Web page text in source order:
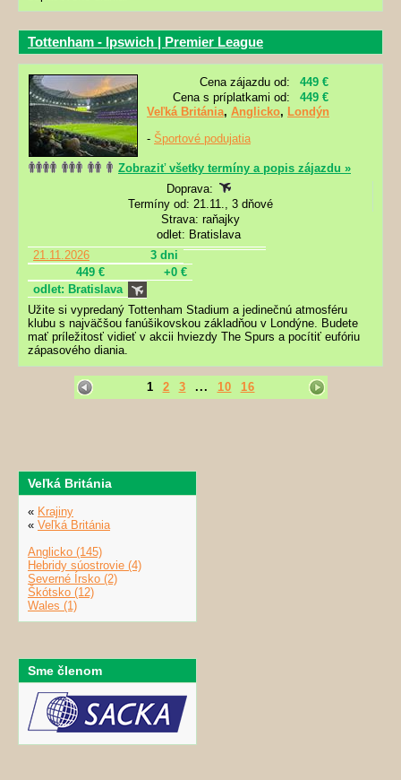
Tottenham - Ipswich | Premier League
Cena zájazdu od:
449 €
Cena s príplatkami od:
449 €
Veľká Británia, Anglicko, Londýn
- Športové podujatia
Zobraziť všetky termíny a popis zájazdu »
Doprava:
Termíny od: 21.11., 3 dňové
Strava: raňajky
odlet: Bratislava
21.11.2026
3 dni
449 €
+0 €
odlet: Bratislava
Užite si vypredaný Tottenham Stadium a jedinečnú atmosféru
klubu s najväčšou fanúšikovskou základňou v Londýne. Budete
mať príležitosť vidieť v akcii hviezdy The Spurs a pocítiť eufóriu
zápasového diania.
1 2 3 ... 10 16
Veľká Británia
« Krajiny
« Veľká Británia
Anglicko (145)
Hebridy súostrovie (4)
Severné Írsko (2)
Škótsko (12)
Wales (1)
Sme členom